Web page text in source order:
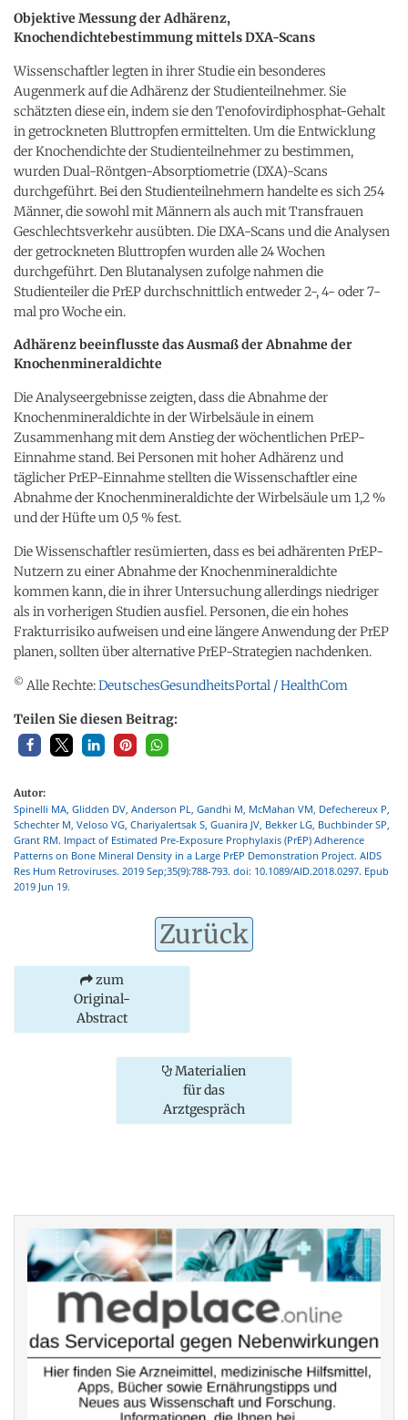
Objektive Messung der Adhärenz,
Knochendichtebestimmung mittels DXA-Scans
Wissenschaftler legten in ihrer Studie ein besonderes
Augenmerk auf die Adhärenz der Studienteilnehmer. Sie
schätzten diese ein, indem sie den Tenofovirdiphosphat-Gehalt
in getrockneten Bluttropfen ermittelten. Um die Entwicklung
der Knochendichte der Studienteilnehmer zu bestimmen,
wurden Dual-Röntgen-Absorptiometrie (DXA)-Scans
durchgeführt. Bei den Studienteilnehmern handelte es sich 254
Männer, die sowohl mit Männern als auch mit Transfrauen
Geschlechtsverkehr ausübten. Die DXA-Scans und die Analysen
der getrockneten Bluttropfen wurden alle 24 Wochen
durchgeführt. Den Blutanalysen zufolge nahmen die
Studienteiler die PrEP durchschnittlich entweder 2-, 4- oder 7-
mal pro Woche ein.
Adhärenz beeinflusste das Ausmaß der Abnahme der
Knochenmineraldichte
Die Analyseergebnisse zeigten, dass die Abnahme der
Knochenmineraldichte in der Wirbelsäule in einem
Zusammenhang mit dem Anstieg der wöchentlichen PrEP-
Einnahme stand. Bei Personen mit hoher Adhärenz und
täglicher PrEP-Einnahme stellten die Wissenschaftler eine
Abnahme der Knochenmineraldichte der Wirbelsäule um 1,2 %
und der Hüfte um 0,5 % fest.
Die Wissenschaftler resümierten, dass es bei adhärenten PrEP-
Nutzern zu einer Abnahme der Knochenmineraldichte
kommen kann, die in ihrer Untersuchung allerdings niedriger
als in vorherigen Studien ausfiel. Personen, die ein hohes
Frakturrisiko aufweisen und eine längere Anwendung der PrEP
planen, sollten über alternative PrEP-Strategien nachdenken.
© Alle Rechte:DeutschesGesundheitsPortal / HealthCom
Teilen Sie diesen Beitrag:
Autor:
Spinelli MA, Glidden DV, Anderson PL, Gandhi M, McMahan VM, Defechereux P,
Schechter M, Veloso VG, Chariyalertsak S, Guanira JV, Bekker LG, Buchbinder SP,
Grant RM. Impact of Estimated Pre-Exposure Prophylaxis (PrEP) Adherence
Patterns on Bone Mineral Density in a Large PrEP Demonstration Project. AIDS
Res Hum Retroviruses. 2019 Sep;35(9):788-793. doi: 10.1089/AID.2018.0297. Epub
2019 Jun 19.
Zurück
zum
Original-
Abstract
Materialien
für das
Arztgespräch